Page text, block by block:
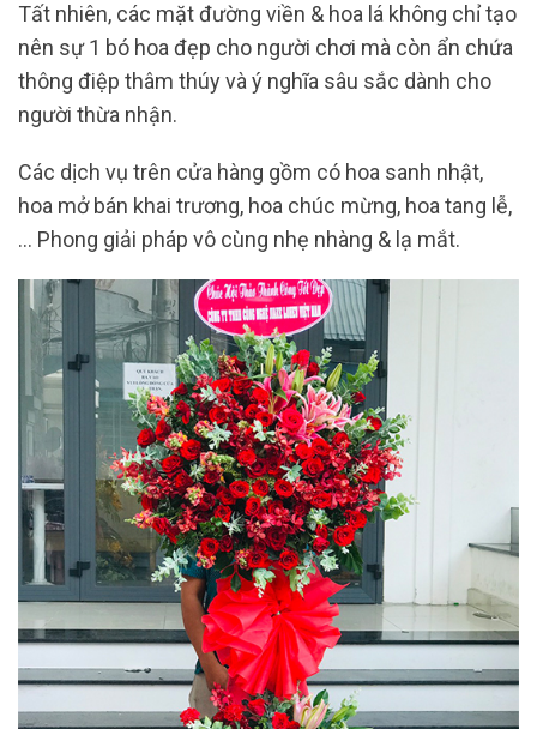
Tất nhiên, các mặt đường viền & hoa lá không chỉ tạo
nên sự 1 bó hoa đẹp cho người chơi mà còn ẩn chứa
thông điệp thâm thúy và ý nghĩa sâu sắc dành cho
người thừa nhận.
Các dịch vụ trên cửa hàng gồm có hoa sanh nhật,
hoa mở bán khai trương, hoa chúc mừng, hoa tang lễ,
… Phong giải pháp vô cùng nhẹ nhàng & lạ mắt.